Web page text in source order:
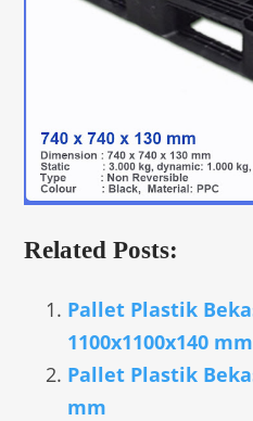
Related Posts:
Pallet Plastik
1100x1100x140 mm
Pallet Plastik
mm